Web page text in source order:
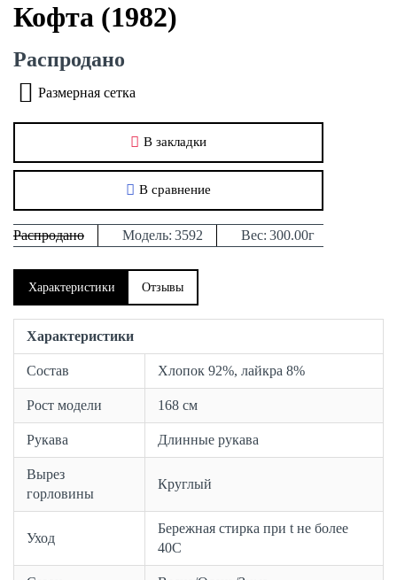
Кофта (1982)
Распродано Модель: 3592 Вес: 300.00г
Распродано
В закладки
В сравнение
Размерная сетка
Характеристики Отзывы
Характеристики
Состав Хлопок 92%, лайкра 8%
Рост модели 168 см
Рукава Длинные рукава
Вырез
горловины
Круглый
Уход
Бережная стирка при t не более
40С